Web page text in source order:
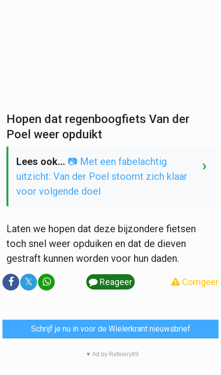
Hopen dat regenboogfiets Van der
Poel weer opduikt
Lees ook... 📷 Met een fabelachtig
uitzicht: Van der Poel stoomt zich klaar
voor volgende doel
›
Laten we hopen dat deze bijzondere fietsen
toch snel weer opduiken en dat de dieven
gestraft kunnen worden voor hun daden.
𝕏 Reageer Corrigeer
Schrijf je nu in voor de Wielerkrant nieuwsbrief
▼ Ad by Refinery89